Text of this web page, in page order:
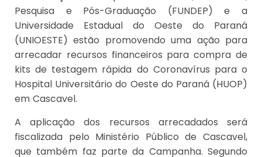
Pesquisa e Pós-Graduação (FUNDEP) e a
Universidade Estadual do Oeste do Paraná
(UNIOESTE) estão promovendo uma ação para
arrecadar recursos financeiros para compra de
kits de testagem rápida do Coronavírus para o
Hospital Universitário do Oeste do Paraná (HUOP)
em Cascavel.
A aplicação dos recursos arrecadados será
fiscalizada pelo Ministério Público de Cascavel,
que também faz parte da Campanha. Segundo